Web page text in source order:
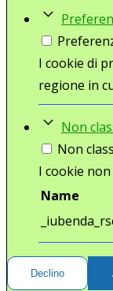
I cookie di
regione in
Non
Non
I cookie
Name
Declino